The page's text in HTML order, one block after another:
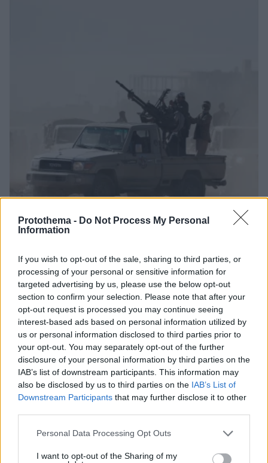
Protothema - Do Not Process My Personal
Information
If you wish to opt-out of the sale, sharing to third parties, or
processing of your personal or sensitive information for
targeted advertising by us, please use the below opt-out
section to confirm your selection. Please note that after your
opt-out request is processed you may continue seeing
interest-based ads based on personal information utilized by
us or personal information disclosed to third parties prior to
your opt-out. You may separately opt-out of the further
disclosure of your personal information by third parties on the
IAB’s list of downstream participants. This information may
also be disclosed by us to third parties on the IAB’s List of
Downstream Participants that may further disclose it to other
Please note that this website/app uses one or more Google
not limited to your visit or usage behaviour. You may click to
Personal Data Processing Opt Outs
I want to opt-out of the Sharing of my
Χούθι, το «άλυτο πρόβλημα» της Μέσης
Ανατολής: Γιατί χίλια πλήγματα δεν ήταν αρκετά
για να τους σταματήσουν
Οι τελευταίες μέρες της 49χρονης
TikToker που διαγνώστηκε με
Αλτσχάιμερ και επέλεξε την ιατρικώς
υποβοηθούμενη αυτοκτονία
09.08.2026, 12:07
Το σπίτι του τρόμου στο Άινταχο: Η
δολοφονήθηκαν μέσα σε λίγα λεπτά